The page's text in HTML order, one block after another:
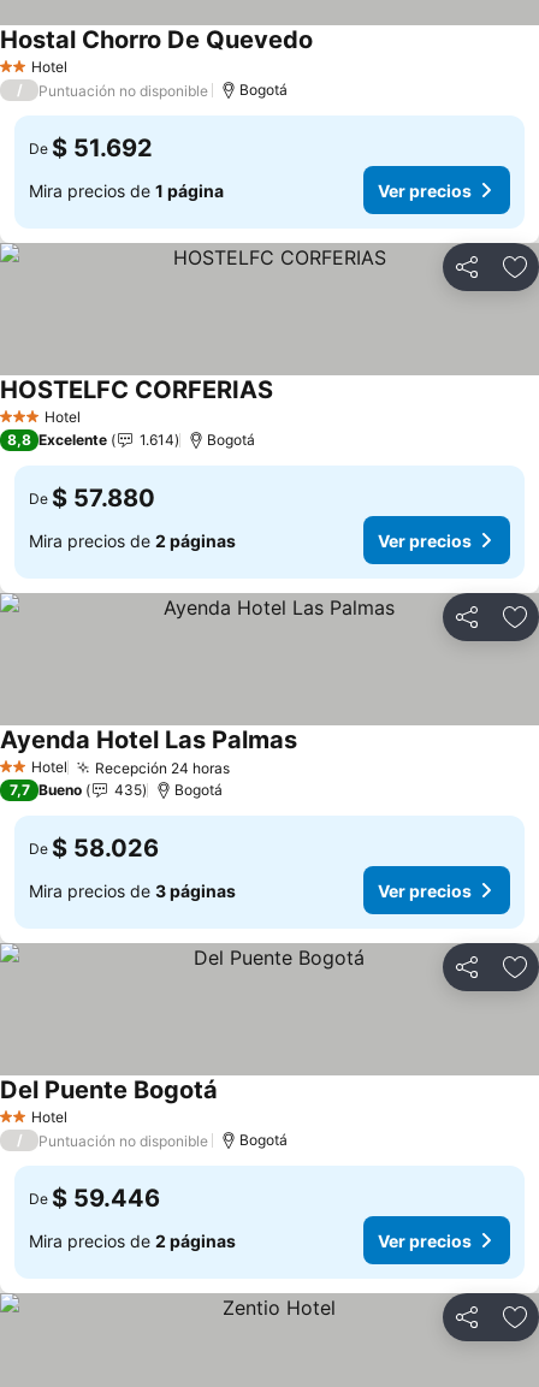
2 Estrellas
Hotel
Hostal Chorro De Quevedo
/ Puntuación no disponible Bogotá
De $ 51.692
Mira precios de 1 página Ver precios
Compartir
3 Estrellas
Hotel
HOSTELFC CORFERIAS
8,8 Excelente 1.614 Bogotá
De $ 57.880
Mira precios de 2 páginas Ver precios
Compartir
2 Estrellas
Hotel Recepción 24 horas
Ayenda Hotel Las Palmas
7,7 Bueno 435 Bogotá
De $ 58.026
Mira precios de 3 páginas Ver precios
Compartir
2 Estrellas
Hotel
Del Puente Bogotá
/ Puntuación no disponible Bogotá
De $ 59.446
Mira precios de 2 páginas Ver precios
Compartir